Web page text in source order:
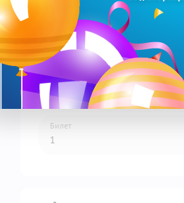
Площадка
1
Билет